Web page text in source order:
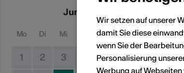
Juni 2026
Mo Di Mi Fr Sa So
1 2 3 5 6 7
Wir setzen auf unserer
damit Sie diese
wenn Sie der
Personalisierung
Werbung auf